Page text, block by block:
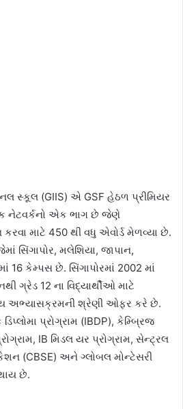
સ્કૂલ (GIIS) એ GSF હેઠળ પ્રીમિયર
નેટવર્કનો એક ભાગ છે જેણે
કરવા માટે 450 થી વધુ એવોર્ડ મેળવ્યા છે.
સિંગાપોર, મલેશિયા, જાપાન,
16 કેમ્પસ છે. સિંગાપોરમાં 2002 માં
ગ્રેડ 12 ના વિદ્યાર્થીઓ માટે
અભ્યાસક્રમની શ્રેણી ઓફર કરે છે.
પ્રોગ્રામ (IBDP), કેમ્બ્રિજ
IB મિડલ યર પ્રોગ્રામ, સેન્ટ્રલ
(CBSE) અને ગ્લોબલ મોન્ટેસરી
છે.